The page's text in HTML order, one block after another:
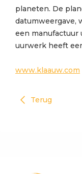
planeten. De
datumweergave,
een manufactuur
uurwerk heeft
www.klaauw.com
Terug